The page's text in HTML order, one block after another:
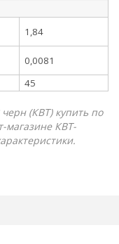
1,84
0,0081
45
(КВТ) купить по
магазине КВТ-